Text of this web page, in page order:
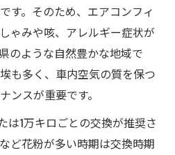
す。そのため、エアコンフィ
ゃみや咳、アレルギー症状が
のような自然豊かな地域で
も多く、車内空気の質を保つ
ンスが重要です。
は1万キロごとの交換が推奨さ
ど花粉が多い時期は交換時期